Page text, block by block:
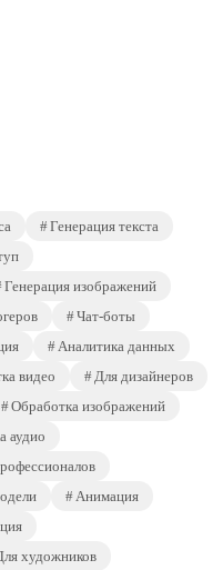
Генерация текста
Генерация изображений
Чат-боты
Аналитика данных
видео
Для дизайнеров
Обработка изображений
аудио
Анимация
художников